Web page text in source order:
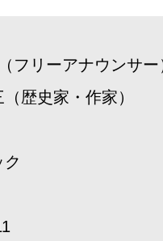
フリーアナウンサー
歴史家・作家）
ク